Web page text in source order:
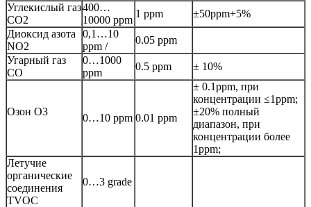
Углекислый газ
CO2
400…
10000 ppm
1 ppm
±50ppm+5%
Диоксид азота
NO2
0,1…10
ppm /
0.05 ppm
Угарный газ
CO
0…1000
ppm
0.5 ppm ± 10%
Озон O3
0…10 ppm 0.01 ppm
± 0.1ppm, при
концентрации ≤1ppm;
±20% полный
диапазон, при
концентрации более
1ppm;
Летучие
органические
соединения
TVOC
0…3 grade